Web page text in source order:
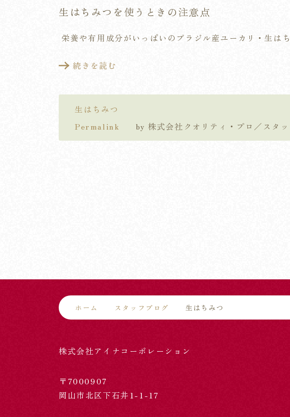
生はちみつを使うときの注意点
栄養や有用成分がいっぱいのブラジル産ユーカリ・生は
続きを読む
生はちみつ
Permalink
by 株式会社クオリティ・プロ／スタッ
ホーム スタッフブログ 生はちみつ
株式会社アイナコーポレーション
〒7000907
岡山市北区下石井1-1-17